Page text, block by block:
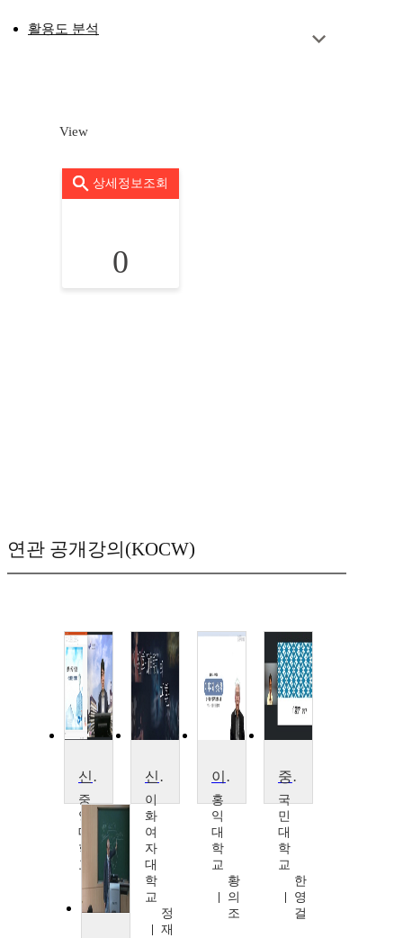
활용도 분석
View
상세정보조회
0
연관 공개강의(KOCW)
신화적 상상력과 판타지 문화
중
앙
대
학
교
이
명
현
신화의 힘 그리고 상상력의 정치학
이
화
여
자
대
학
교
정
재
이미지와상상력
홍
익
대
학
교
황
의
조
중국문언소설
국
민
대
학
교
한
영
걸